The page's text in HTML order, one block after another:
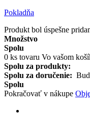
Pokladňa
Produkt bol úspešne
Množstvo
Spolu
0 ks tovaru Vo vašom
Spolu za produkty:
Spolu za doručenie:
Spolu
Pokračovať v nákupe